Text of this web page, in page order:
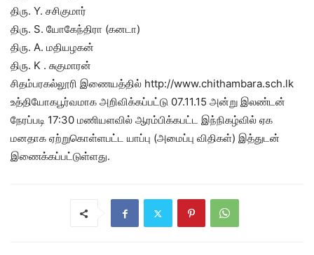
திரு. Y. சசிகுமார்
திரு. S. யோகேந்திரா (கனடா)
திரு. A. மதியழகன்
திரு. K . சுகுமாரன்
சிதம்பரகல்லூரி இணையத்தில் http://www.chithambara.sch.lk
உத்தியோகபூர்வமாக அறிவிக்கப்பட்டு 07.11.15 அன்று இலண்டன்
நேரப்படி 17:30 மணியளவில் ஆரம்பிக்கபட்ட இந்நிகழ்வில் ஏக
மனதாக ஏற்றுகொள்ளபட்ட யாப்பு (அமைப்பு விதிகள்) இத்துடன்
இணைக்கப்பட்டுள்ளது.